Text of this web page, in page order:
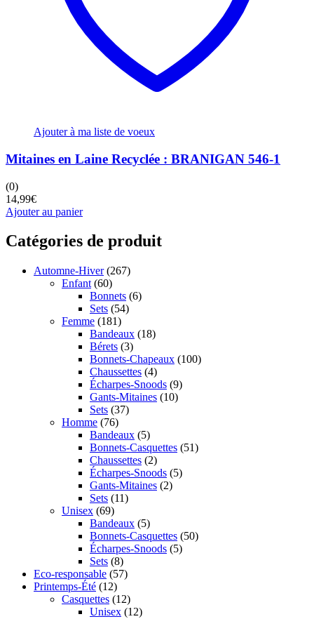
Ajouter à ma liste de voeux
Mitaines en Laine Recyclée : BRANIGAN 546-1
(0)
14,99€
Ajouter au panier
Catégories de produit
Automne-Hiver (267)
Enfant (60)
Bonnets (6)
Sets (54)
Femme (181)
Bandeaux (18)
Bérets (3)
Bonnets-Chapeaux (100)
Chaussettes (4)
Écharpes-Snoods (9)
Gants-Mitaines (10)
Sets (37)
Homme (76)
Bandeaux (5)
Bonnets-Casquettes (51)
Chaussettes (2)
Écharpes-Snoods (5)
Gants-Mitaines (2)
Sets (11)
Unisex (69)
Bandeaux (5)
Bonnets-Casquettes (50)
Écharpes-Snoods (5)
Sets (8)
Eco-responsable (57)
Printemps-Été (12)
Casquettes (12)
Unisex (12)